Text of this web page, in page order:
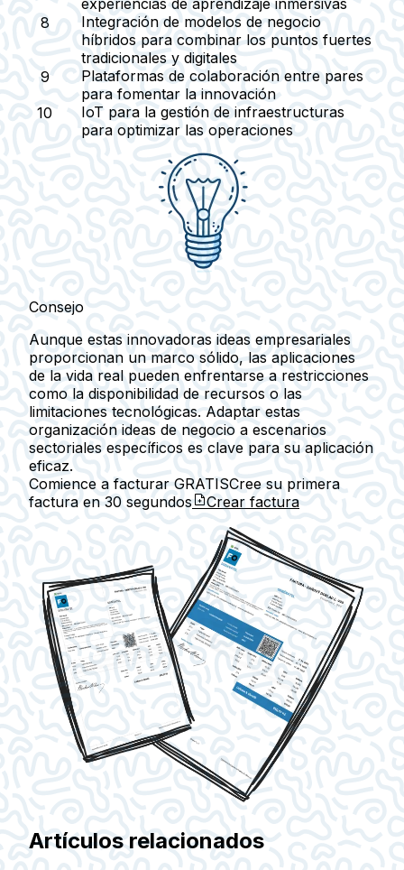
experiencias de aprendizaje inmersivas
Integración de modelos de negocio
híbridos para combinar los puntos fuertes
tradicionales y digitales
Plataformas de colaboración entre pares
para fomentar la innovación
IoT para la gestión de infraestructuras
para optimizar las operaciones
Consejo
Aunque estas innovadoras ideas empresariales
proporcionan un marco sólido, las aplicaciones
de la vida real pueden enfrentarse a restricciones
como la disponibilidad de recursos o las
limitaciones tecnológicas. Adaptar estas
organización ideas de negocio a escenarios
sectoriales específicos es clave para su aplicación
eficaz.
Comience a facturar GRATISCree su primera
factura en 30 segundos Crear factura
Artículos relacionados